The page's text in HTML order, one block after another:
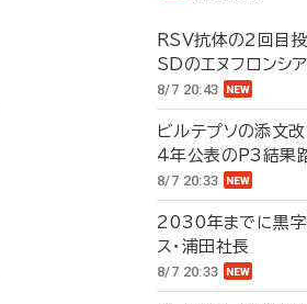
RSV抗体の2回目
SDのエヌフロンシア
8/7 20:43
ビルテプソの添
4年公表のP3結果
8/7 20:33
2030年までに黒
ス・浦田社長
8/7 20:33